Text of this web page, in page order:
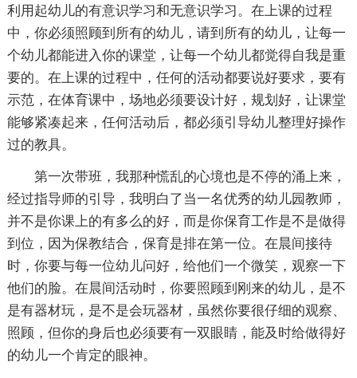
利用起幼儿的有意识学习和无意识学习。在上课的过程
中，你必须照顾到所有的幼儿，请到所有的幼儿，让每一
个幼儿都能进入你的课堂，让每一个幼儿都觉得自我是重
要的。在上课的过程中，任何的活动都要说好要求，要有
示范，在体育课中，场地必须要设计好，规划好，让课堂
能够紧凑起来，任何活动后，都必须引导幼儿整理好操作
过的教具。
第一次带班，我那种慌乱的心境也是不停的涌上来，
经过指导师的引导，我明白了当一名优秀的幼儿园教师，
并不是你课上的有多么的好，而是你保育工作是不是做得
到位，因为保教结合，保育是排在第一位。在晨间接待
时，你要与每一位幼儿问好，给他们一个微笑，观察一下
他们的脸。在晨间活动时，你要照顾到刚来的幼儿，是不
是有器材玩，是不是会玩器材，虽然你要很仔细的观察、
照顾，但你的身后也必须要有一双眼睛，能及时给做得好
的幼儿一个肯定的眼神。